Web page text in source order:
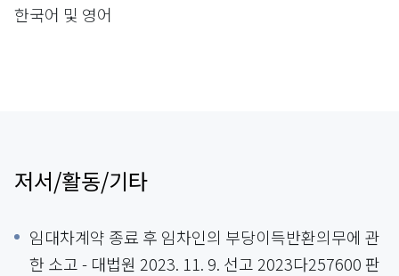
한국어 및 영어
저서/활동/기타
임대차계약 종료 후 임차인의 부당이득반환의무에 관
한 소고 - 대법원 2023. 11. 9. 선고 2023다257600 판